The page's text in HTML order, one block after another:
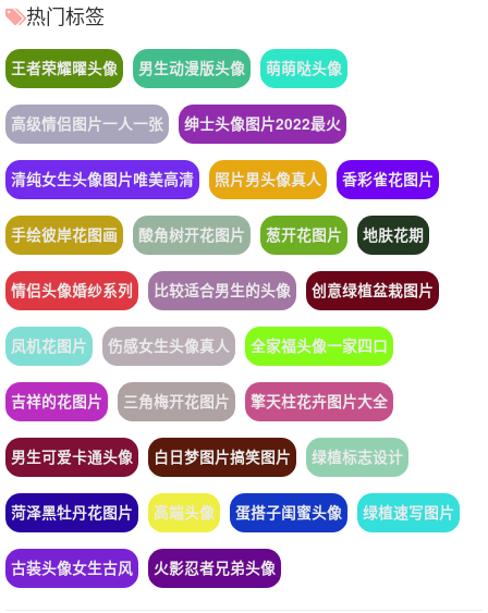
热门标签
王者荣耀曜头像 男生动漫版头像 萌萌哒头像
高级情侣图片一人一张 绅士头像图片2022最火
清纯女生头像图片唯美高清 照片男头像真人 香彩雀花图片
手绘彼岸花图画 酸角树开花图片 葱开花图片 地肤花期
情侣头像婚纱系列 比较适合男生的头像 创意绿植盆栽图片
凤机花图片 伤感女生头像真人 全家福头像一家四口
吉祥的花图片 三角梅开花图片 擎天柱花卉图片大全
男生可爱卡通头像 白日梦图片搞笑图片 绿植标志设计
菏泽黑牡丹花图片 高端头像 蛋搭子闺蜜头像 绿植速写图片
古装头像女生古风 火影忍者兄弟头像